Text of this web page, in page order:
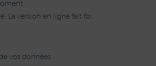
La version en ligne fait foi.
vos données :